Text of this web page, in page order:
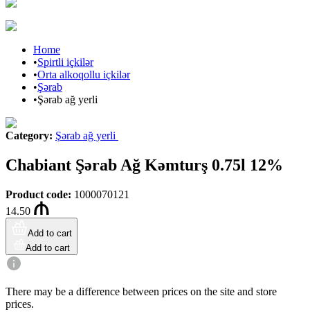
Home
•Spirtli içkilər
•Orta alkoqollu içkilər
•Şərab
•Şərab ağ yerli
Category: Şərab ağ yerli
Chabiant Şərab Ağ Kəmturş 0.75l 12%
Product code: 1000070121
14.50
Add to cart
Add to cart
There may be a difference between prices on the site and store
prices.